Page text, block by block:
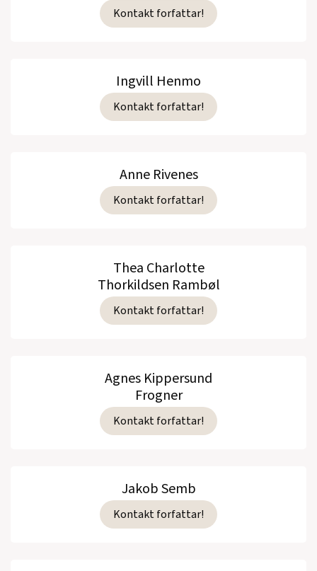
Kontakt forfattar!
Ingvill Henmo
Kontakt forfattar!
Anne Rivenes
Kontakt forfattar!
Thea Charlotte
Thorkildsen Rambøl
Kontakt forfattar!
Agnes Kippersund
Frogner
Kontakt forfattar!
Jakob Semb
Kontakt forfattar!